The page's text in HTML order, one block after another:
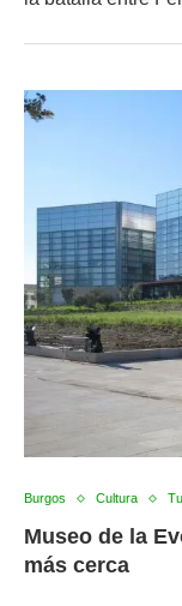
Burgos Cultura
Museo de la
más cerca